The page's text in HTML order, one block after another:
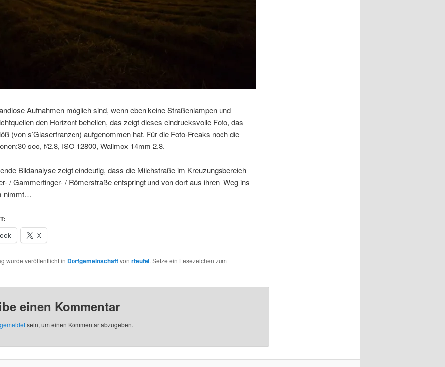
Aufnahmen möglich sind, wenn eben keine Straßenlampen und
den Horizont behellen, das zeigt dieses eindrucksvolle Foto, das
(von s’Glaserfranzen) aufgenommen hat. Für die Foto-Freaks noch die
sec, f/2.8, ISO 12800, Walimex 14mm 2.8.
Bildanalyse zeigt eindeutig, dass die Milchstraße im Kreuzungsbereich
/ Gammertinger- / Römerstraße entspringt und von dort aus ihren Weg ins
nimmt…
X
wurde veröffentlicht in Dorfgemeinschaftvon rteufel. Setze ein Lesezeichen zum
einen Kommentar
sein, um einen Kommentar abzugeben.